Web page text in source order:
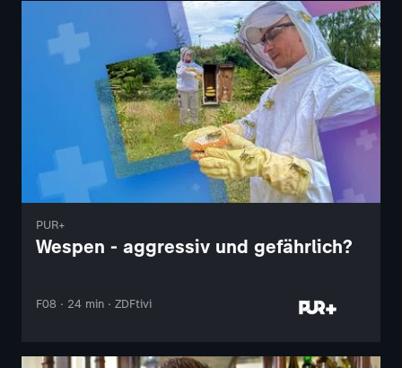
PUR+
Wespen - aggressiv und gefährlich?
F08 · 24 min · ZDFtivi